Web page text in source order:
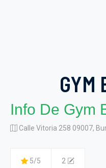
GYM
Info De Gym
Calle Vitoria 258 09007,
5/5 2